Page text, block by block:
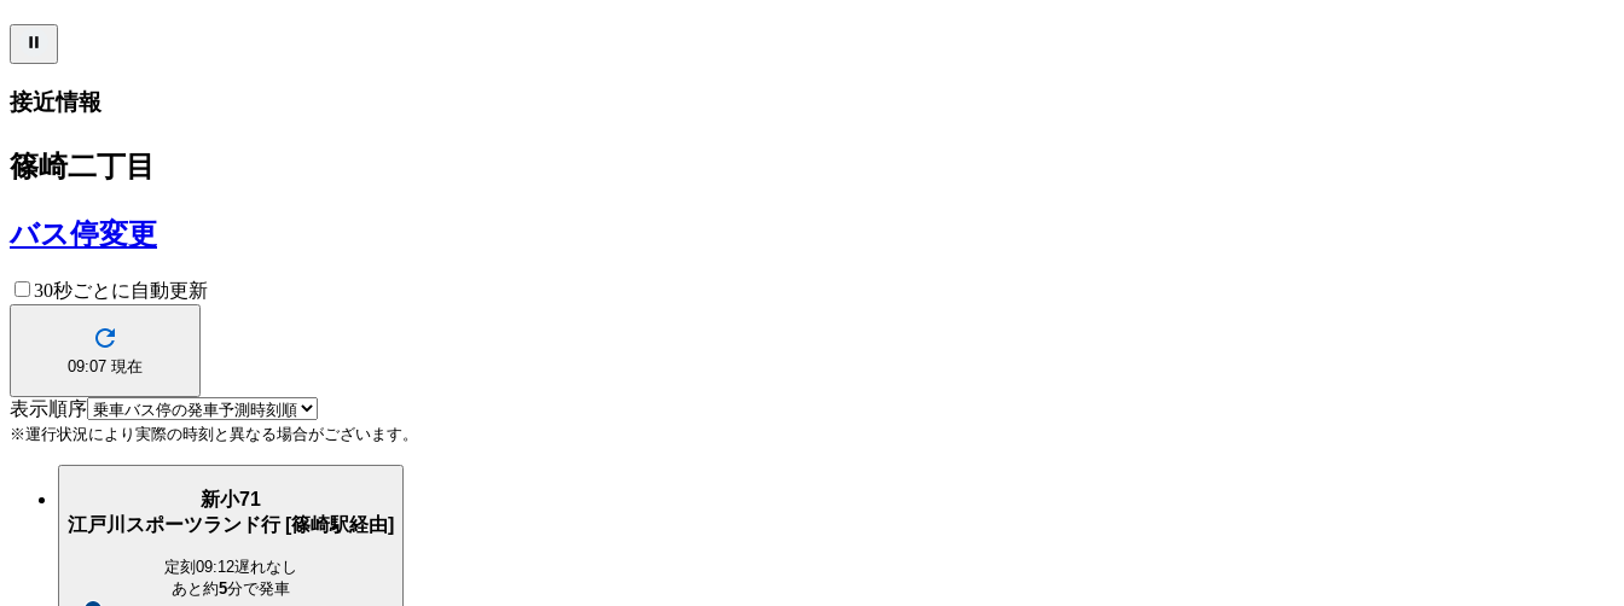
接近情報
篠崎二丁目
バス停変更
30秒ごとに自動更新
09:07 現在
表示順序
※運行状況により実際の時刻と異なる場合がございます。
新小71
江戸川スポーツランド行 [篠崎駅経由]
定刻 09:12遅れなし
あと約5分で発車